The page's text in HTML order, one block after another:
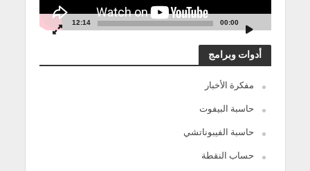
00:00
12:14
أدوات وبرامج
مفكرة الأخبار
حاسبة البيفوت
حاسبة الفيبوناتشي
حساب النقطة